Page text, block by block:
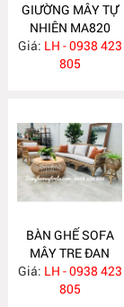
GIƯỜNG MÂY TỰ
NHIÊN MA820
Giá: LH - 0938 423
805
BÀN GHẾ SOFA
MÂY TRE ĐAN
MA813
Giá: LH - 0938 423
805